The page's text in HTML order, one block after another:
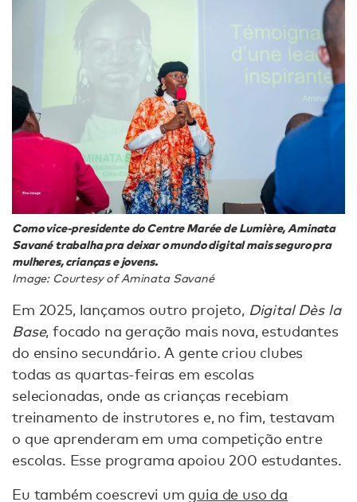
Como vice-presidente do Centre Marée de Lumière, Aminata
Savané trabalha pra deixar o mundo digital mais seguro pra
mulheres, crianças e jovens.
Image: Courtesy of Aminata Savané
Em 2025, lançamos outro projeto, Digital Dès la
Base, focado na geração mais nova, estudantes
do ensino secundário. A gente criou clubes
todas as quartas-feiras em escolas
selecionadas, onde as crianças recebiam
treinamento de instrutores e, no fim, testavam
o que aprenderam em uma competição entre
escolas. Esse programa apoiou 200 estudantes.
Eu também coescrevi um guia de uso da